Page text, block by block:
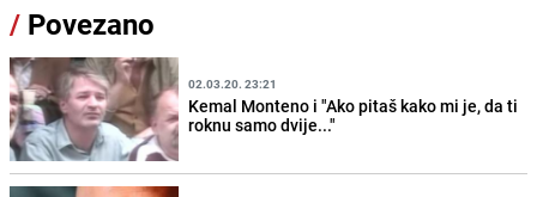
/ Povezano
02.03.20. 23:21
Kemal Monteno i "Ako pitaš kako mi je, da ti
roknu samo dvije..."